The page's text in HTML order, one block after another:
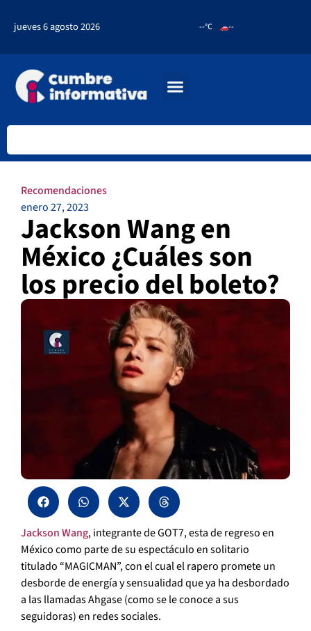
jueves 6 agosto 2026 --°C --
Recomendaciones
enero 27, 2023
Jackson Wang en
México ¿Cuáles son
los precio del boleto?
Jackson Wang, integrante de GOT7, esta de regreso en
México como parte de su espectáculo en solitario
titulado “MAGICMAN”, con el cual el rapero promete un
desborde de energía y sensualidad que ya ha desbordado
a las llamadas Ahgase (como se le conoce a sus
seguidoras) en redes sociales.